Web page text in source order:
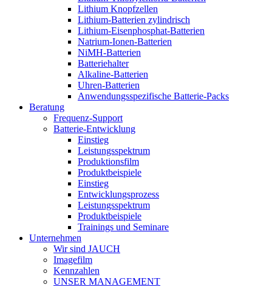
Lithium Knopfzellen
Lithium-Batterien zylindrisch
Lithium-Eisenphosphat-Batterien
Natrium-Ionen-Batterien
NiMH-Batterien
Batteriehalter
Alkaline-Batterien
Uhren-Batterien
Anwendungsspezifische Batterie-Packs
Beratung
Frequenz-Support
Batterie-Entwicklung
Einstieg
Leistungsspektrum
Produktionsfilm
Produktbeispiele
Einstieg
Entwicklungsprozess
Leistungsspektrum
Produktbeispiele
Trainings und Seminare
Unternehmen
Wir sind JAUCH
Imagefilm
Kennzahlen
UNSER MANAGEMENT